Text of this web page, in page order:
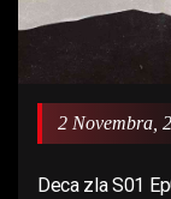
2 Novembra,
Deca zla S01